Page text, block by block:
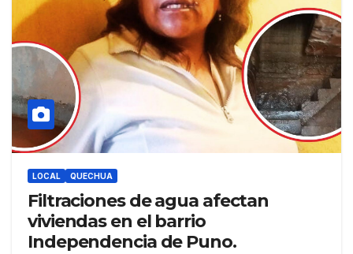
LOCAL QUECHUA
Filtraciones de agua afectan
viviendas en el barrio
Independencia de Puno.